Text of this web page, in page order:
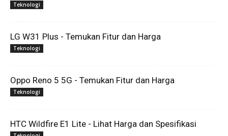
Teknologi
LG W31 Plus - Temukan Fitur dan Harga
Teknologi
Oppo Reno 5 5G - Temukan Fitur dan Harga
Teknologi
HTC Wildfire E1 Lite - Lihat Harga dan Spesifikasi